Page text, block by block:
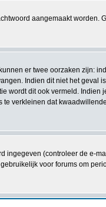
aangemaakt worden.
er twee oorzaken zijn:
Indien dit niet het
dit ook vermeld.
verkleinen dat
(controleer de e-
voor forums om